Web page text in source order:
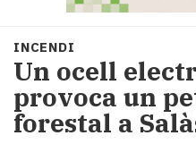
Societat
Política
i
municipis
Economia
INCENDI
Un ocell
provoca un
forestal a